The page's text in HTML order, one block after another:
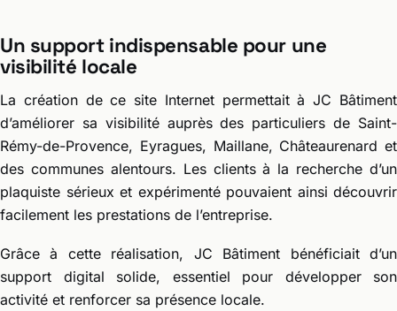
Un support indispensable pour une
visibilité locale
La création de ce site Internet permettait à JC Bâtiment
d’améliorer sa visibilité auprès des particuliers de Saint-
Rémy-de-Provence, Eyragues, Maillane, Châteaurenard et
des communes alentours. Les clients à la recherche d’un
plaquiste sérieux et expérimenté pouvaient ainsi découvrir
facilement les prestations de l’entreprise.
Grâce à cette réalisation, JC Bâtiment bénéficiait d’un
support digital solide, essentiel pour développer son
activité et renforcer sa présence locale.